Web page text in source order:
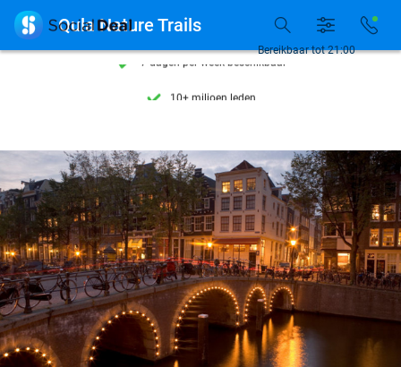
7 dagen per week beschikbaar
7 dagen per week beschikbaar
10+ miljoen leden
Bereikbaar tot 21:00
 Qula Nature Trails